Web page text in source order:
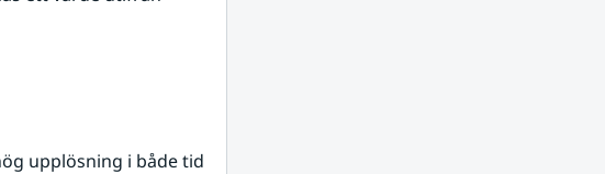
upplösning i både tid